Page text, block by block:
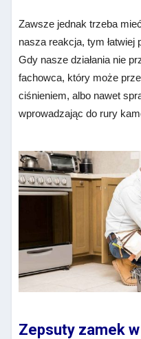
Zawsze jednak trzeba
nasza reakcja, tym łatwiej
Gdy nasze działania nie
fachowca, który może
ciśnieniem, albo nawet
wprowadzając do rury
Zepsuty zamek